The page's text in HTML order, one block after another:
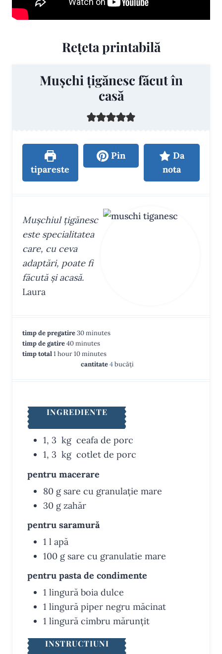
Rețeta printabilă
Mușchi țigănesc făcut în
casă
tipareste
Pin
Da
nota
Mușchiul țigănesc
este specialitatea
care, cu ceva
adaptări, poate fi
făcută și acasă.
Laura
timp de pregatire30m
i
n
u
minutes
timp de gatire40m
i
s
minutes
timp total1hhour10m
i
e
s
minutes
cantitate4bucăți
INGREDIENTE
1, 3 kg ceafa de porc
1, 3 kg cotlet de porc
pentru macerare
80 g sare cu granulație mare
30 g zahăr
pentru saramură
1 l apă
100 g sare cu granulatie mare
pentru pasta de condimente
1 lingură boia dulce
1 lingură piper negru măcinat
1 lingură cimbru mărunțit
INSTRUCTIUNI